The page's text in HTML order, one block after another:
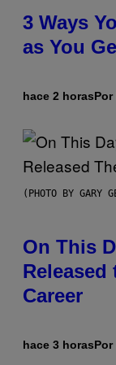
3 Ways
as You
hace 2 horasPor
(PHOTO BY GARY
On This
Career
hace 3 horasPor